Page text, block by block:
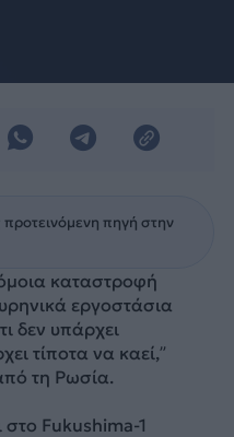
πηγή στην
καταστροφή
εργοστάσια
δεν υπάρχει
τίποτα να καεί,”
τη Ρωσία.
στο Fukushima-1